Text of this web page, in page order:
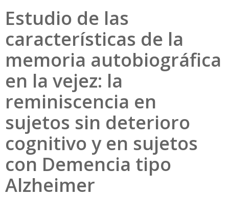
Estudio de las
características de la
memoria autobiográfica
en la vejez: la
reminiscencia en
sujetos sin deterioro
cognitivo y en sujetos
con Demencia tipo
Alzheimer